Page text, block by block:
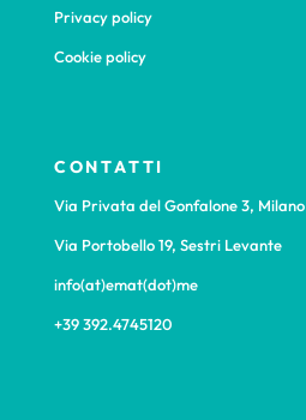
Privacy policy
Cookie policy
CONTATTI
Via Privata del Gonfalone 3, Milano
Via Portobello 19, Sestri Levante
info(at)emat(dot)me
+39 392.4745120